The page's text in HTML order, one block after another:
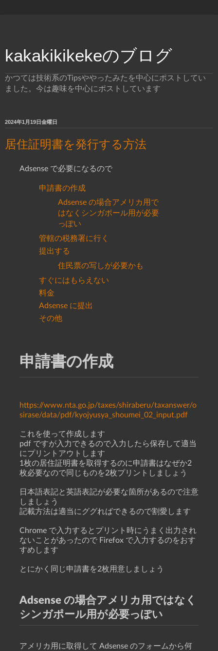
kakakikikekeのブログ
かつては技術系のTipsややったみたを中心にポストしてい
ました。今は趣味を中心にポストしています
2024年1月19日金曜日
居住証明書を発行する方法
Adsense で必要になるので
申請書の作成
Adsense の場合アメリカ用で
はなくシンガポール用が必要
っぽい
管轄の税務署に行く
提出する
住民票の写しが必要かも
すぐにはもらえない
料金
Adsense に提出
その他
申請書の作成
https://www.nta.go.jp/taxes/shiraberu/taxanswer/o
sirase/data/pdf/kyojyusya_shoumei_02_input.pdf
これを使って作成します
pdf ですが入力できるので入力したら保存して適当
にプリントアウトします
1枚の居住証明書を取得するのに申請書はなぜか2
枚必要なので同じものを2枚プリントしましょう
日本語表記と英語表記が必要な箇所があるので注意
しましょう
記載方法は適当にググればできるので割愛します
Chrome で入力するとプリント時にうまく出力され
ないことがあったので Firefox で入力するのをおす
すめします
とにかく同じ申請書を2枚用意しましょう
Adsense の場合アメリカ用ではなく
シンガポール用が必要っぽい
アメリカ用に取得して Adsense のフォームから何